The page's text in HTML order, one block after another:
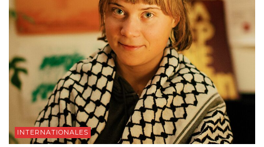
INTERNATIONALES